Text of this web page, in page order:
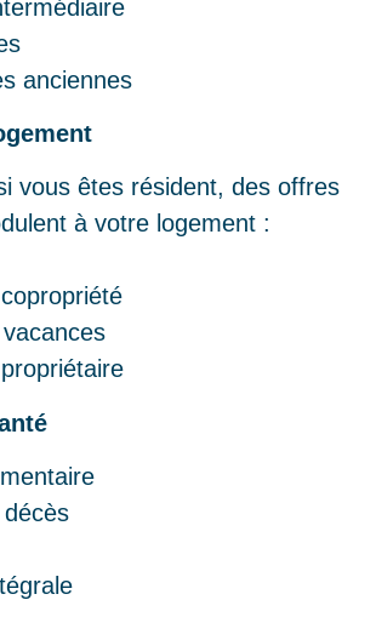
anciennes
vous êtes résident, des offres
à votre logement :
décès